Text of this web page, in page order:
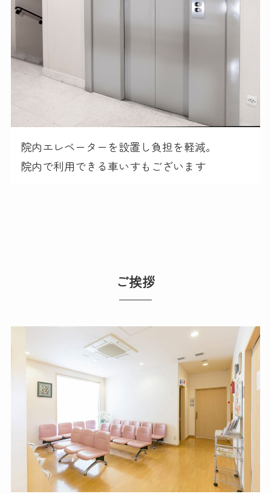
院内エレベーターを設置し負担を軽減。
院内で利用できる車いすもございます
ご挨拶